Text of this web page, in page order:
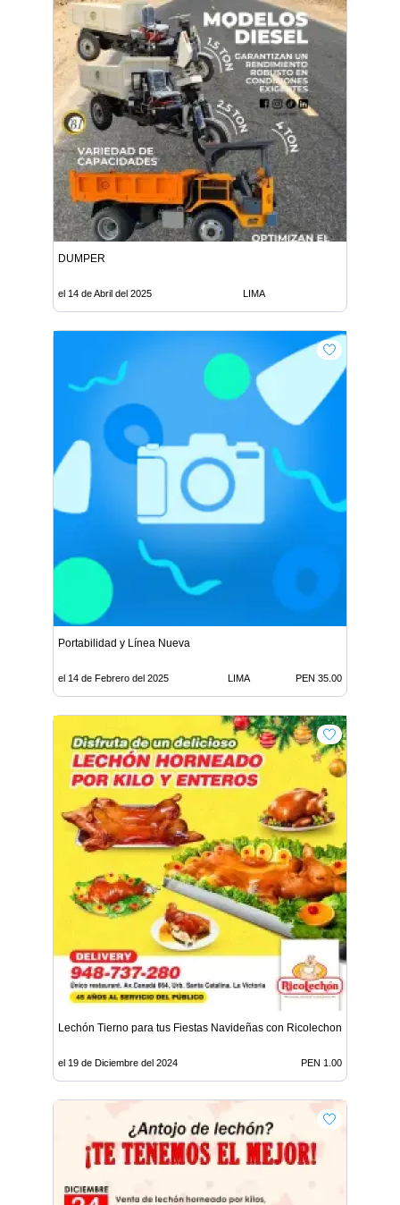
DUMPER
el 14 de Abril del 2025 LIMA
Portabilidad y Línea Nueva
el 14 de Febrero del 2025 LIMA PEN 35.00
Lechón Tierno para tus Fiestas Navideñas con Ricolechon
el 19 de Diciembre del 2024 PEN 1.00